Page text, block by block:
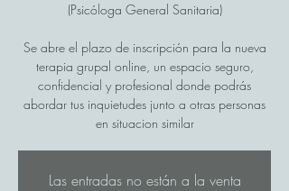
(Psicóloga General Sanitaria)
Se abre el plazo de inscripción para la nueva
terapia grupal online, un espacio seguro,
confidencial y profesional donde podrás
abordar tus inquietudes junto a otras personas
en situacion similar
Las entradas no están a la venta